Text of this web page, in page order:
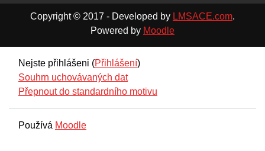
Copyright © 2017 - Developed by LMSACE.com.
Powered by Moodle
Nejste přihlášeni (Přihlášení)
Souhrn uchovávaných dat
Přepnout do standardního motivu
Používá Moodle